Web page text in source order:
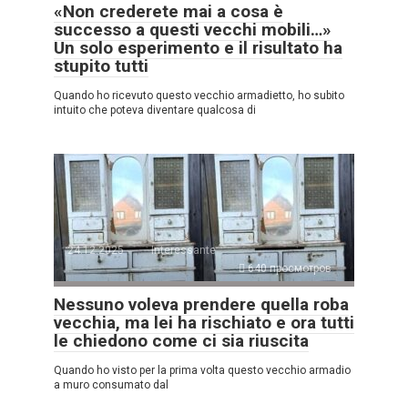
«Non crederete mai a cosa è
successo a questi vecchi mobili…»
Un solo esperimento e il risultato ha
stupito tutti
Quando ho ricevuto questo vecchio armadietto, ho subito
intuito che poteva diventare qualcosa di
24.12.2025
Interessante
640 просмотров
Nessuno voleva prendere quella roba
vecchia, ma lei ha rischiato e ora tutti
le chiedono come ci sia riuscita
Quando ho visto per la prima volta questo vecchio armadio
a muro consumato dal